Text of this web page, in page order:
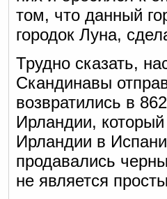
том, что данный
городок Луна,
Трудно сказать,
Скандинавы
возвратились в
Ирландии,
Ирландии в
продавались
не является